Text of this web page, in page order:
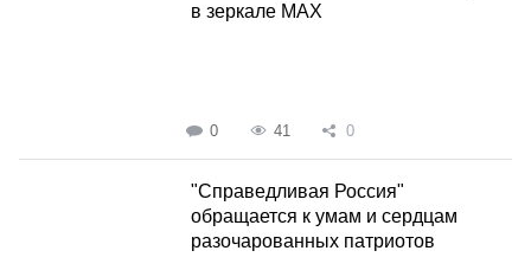
в зеркале MAX
0 41 0
"Справедливая Россия"
обращается к умам и сердцам
разочарованных патриотов